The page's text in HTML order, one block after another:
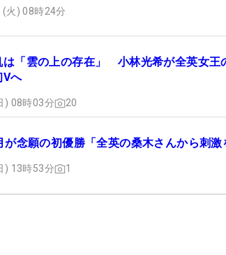
火) 08時24分
は「雲の上の存在」 小林光希が全英女王
Vへ
) 08時03分 20
念願の初優勝「全英の桑木さんから刺激
) 13時53分 1